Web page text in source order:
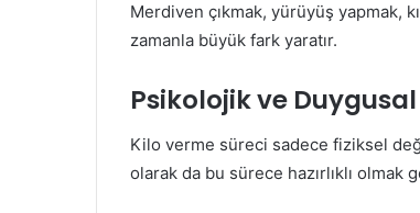
Merdiven çıkmak, yürüyüş yapmak,
zamanla büyük fark yaratır.
Psikolojik ve
Kilo verme süreci sadece fiziksel
olarak da bu sürece hazırlıklı olmak